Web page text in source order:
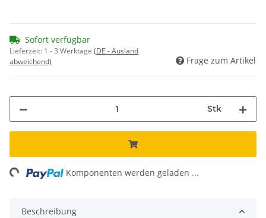
Sofort verfügbar
Lieferzeit: 1 - 3 Werktage (DE - Ausland
abweichend)
Frage zum Artikel
Stk
Komponenten werden geladen ...
Beschreibung